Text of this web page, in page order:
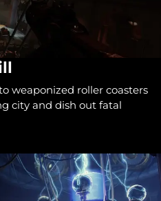
weaponized roller coasters
city and dish out fatal